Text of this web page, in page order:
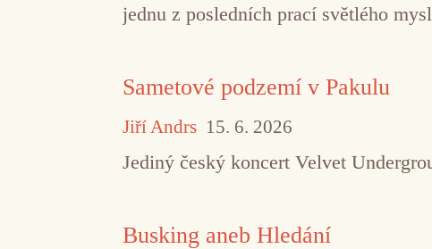
jednu z posledních prací světlého
Sametové podzemí v Pakulu
Jiří Andrs 15. 6. 2026
Jediný český koncert Velvet
Busking aneb Hledání